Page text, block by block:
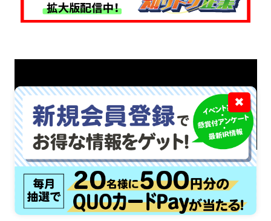
招集通知がスマホの中に！
✖